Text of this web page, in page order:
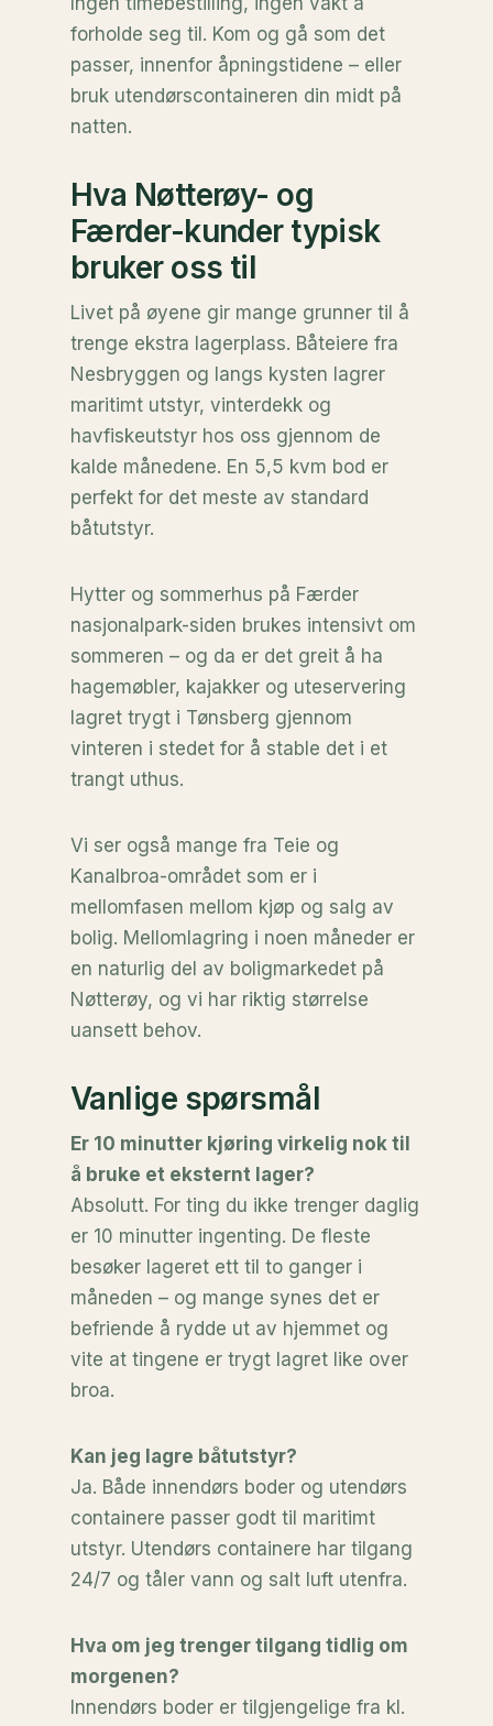
forholde seg til. Kom og gå som det
passer, innenfor åpningstidene – eller
bruk utendørscontaineren din midt på
natten.
Hva Nøtterøy- og
Færder-kunder typisk
bruker oss til
Livet på øyene gir mange grunner til å
trenge ekstra lagerplass. Båteiere fra
Nesbryggen og langs kysten lagrer
maritimt utstyr, vinterdekk og
havfiskeutstyr hos oss gjennom de
kalde månedene. En 5,5 kvm bod er
perfekt for det meste av standard
båtutstyr.
Hytter og sommerhus på Færder
nasjonalpark-siden brukes intensivt om
sommeren – og da er det greit å ha
hagemøbler, kajakker og uteservering
lagret trygt i Tønsberg gjennom
vinteren i stedet for å stable det i et
trangt uthus.
Vi ser også mange fra Teie og
Kanalbroa-området som er i
mellomfasen mellom kjøp og salg av
bolig. Mellomlagring i noen måneder er
en naturlig del av boligmarkedet på
Nøtterøy, og vi har riktig størrelse
uansett behov.
Vanlige spørsmål
Er 10 minutter kjøring virkelig nok til
å bruke et eksternt lager?
Absolutt. For ting du ikke trenger daglig
er 10 minutter ingenting. De fleste
besøker lageret ett til to ganger i
måneden – og mange synes det er
befriende å rydde ut av hjemmet og
vite at tingene er trygt lagret like over
broa.
Kan jeg lagre båtutstyr?
Ja. Både innendørs boder og utendørs
containere passer godt til maritimt
utstyr. Utendørs containere har tilgang
24/7 og tåler vann og salt luft utenfra.
Hva om jeg trenger tilgang tidlig om
morgenen?
Innendørs boder er tilgjengelige fra kl.